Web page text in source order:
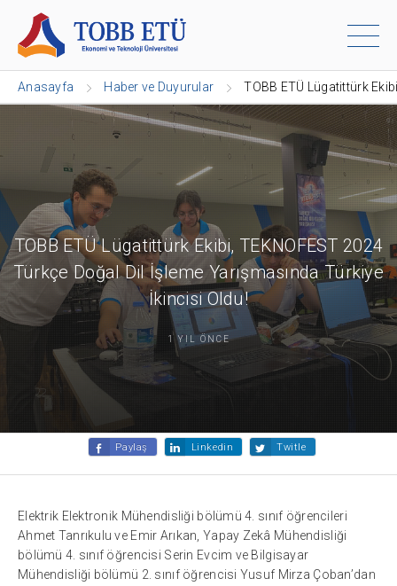
Anasayfa Haber ve Duyurular TOBB ETÜ Lügatittürk
TOBB ETÜ Lügatittürk Ekibi, TEKNOFEST 2024
Türkçe Doğal Dil İşleme Yarışmasında Türkiye
İkincisi Oldu!
1 YIL ÖNCE
Paylaş Linkedin Twitle
Elektrik Elektronik Mühendisliği bölümü 4. sınıf öğrencileri
Ahmet Tanrıkulu ve Emir Arıkan, Yapay Zekâ Mühendisliği
bölümü 4. sınıf öğrencisi Serin Evcim ve Bilgisayar
Mühendisliği bölümü 2. sınıf öğrencisi Yusuf Mirza Çoban’dan